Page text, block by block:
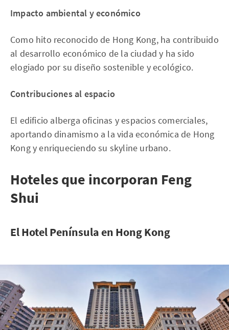
Impacto ambiental y económico
Como hito reconocido de Hong Kong, ha contribuido
al desarrollo económico de la ciudad y ha sido
elogiado por su diseño sostenible y ecológico.
Contribuciones al espacio
El edificio alberga oficinas y espacios comerciales,
aportando dinamismo a la vida económica de Hong
Kong y enriqueciendo su skyline urbano.
Hoteles que incorporan Feng
Shui
El Hotel Península en Hong Kong